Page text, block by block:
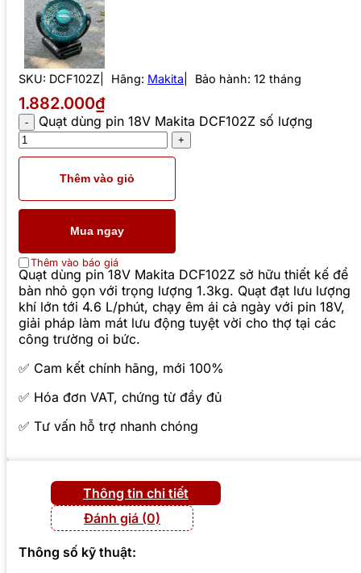
SKU: DCF102Z Hãng: Makita Bảo hành: 12 tháng
1.882.000₫
Quạt dùng pin 18V Makita DCF102Z số lượng
Thêm vào giỏ
Mua ngay
Thêm vào báo giá
Quạt dùng pin 18V Makita DCF102Z sở hữu thiết kế để
bàn nhỏ gọn với trọng lượng 1.3kg. Quạt đạt lưu lượng
khí lớn tới 4.6 L/phút, chạy êm ái cả ngày với pin 18V,
giải pháp làm mát lưu động tuyệt vời cho thợ tại các
công trường oi bức.
✅ Cam kết chính hãng, mới 100%
✅ Hóa đơn VAT, chứng từ đầy đủ
✅ Tư vấn hỗ trợ nhanh chóng
Thông tin chi tiết
Đánh giá (0)
Thông số kỹ thuật: